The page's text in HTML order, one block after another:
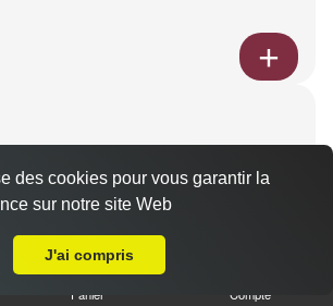
fromage, saumon fumé
Panier Compte
des cookies pour vous garantir la
sur notre site Web
J'ai compris